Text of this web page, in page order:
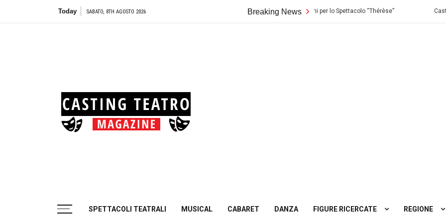
Today SABATO, 8TH AGOSTO 2026 Breaking News
Teatro Biondo di Palermo: Audizioni per lo Spettacolo “Thérèse” Casting in
SPETTACOLI TEATRALI MUSICAL CABARET DANZA FIGURE RICERCATE REGIONE